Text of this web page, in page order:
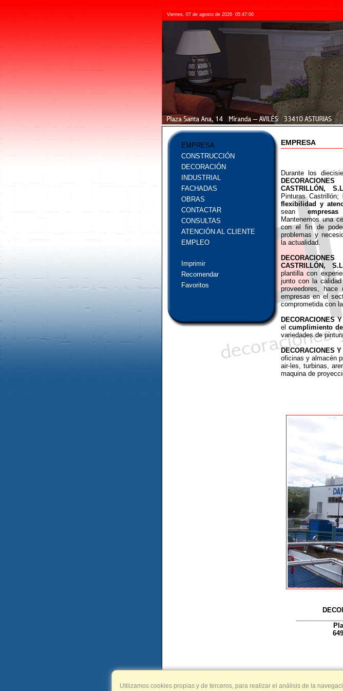
Utilizamos cookies propias y de terceros, para realizar el análisis de la
Viernes, 07 de agosto de 2026 05:47:01
EMPRESA
CONSTRUCCIÓN
DECORACIÓN
INDUSTRIAL
FACHADAS
OBRAS
CONTACTAR
CONSULTAS
ATENCIÓN AL CLIENTE
EMPLEO
Imprimir
Recomendar
Favoritos
EMPRESA
Durante los
CASTRILLÓN,
Pinturas
flexibilidad y
sean
Mantenemos una
con el fin de
problemas y
la actualidad.
CASTRILLÓN,
plantilla con
junto con la
proveedores,
empresas en el
comprometida con
DECORACIONES
el cumplimiento
variedades de
DECORACIONES
oficinas y almacén
air-les, turbinas,
maquina de